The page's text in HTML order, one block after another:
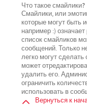
Что такое смайлики?
Смайлики, или
которые могут быть
например :)
список смайликов
сообщений. Только
легко могут
может
удалить его.
ограничить
использовать в
Вернуться к